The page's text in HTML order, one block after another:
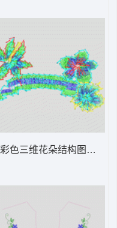
彩色三维花朵结构图 抽象花